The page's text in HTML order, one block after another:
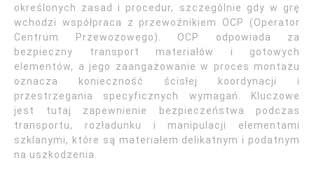
określonych zasad i procedur, szczególnie gdy w grę
wchodzi współpraca z przewoźnikiem OCP (Operator
Centrum Przewozowego). OCP odpowiada za
bezpieczny transport materiałów i gotowych
elementów, a jego zaangażowanie w proces montażu
oznacza konieczność ścisłej koordynacji i
przestrzegania specyficznych wymagań. Kluczowe
jest tutaj zapewnienie bezpieczeństwa podczas
transportu, rozładunku i manipulacji elementami
szklanymi, które są materiałem delikatnym i podatnym
na uszkodzenia.